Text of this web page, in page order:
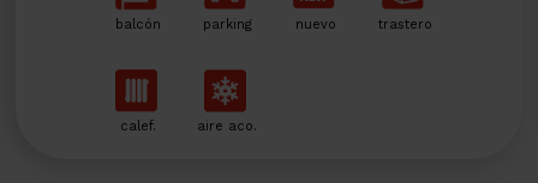
balcón parking nuevo trastero
calef. aire aco.